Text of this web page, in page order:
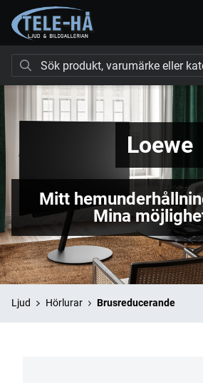
Loewe
Mitt
Mina
Ljud Hörlurar Brusreducerande